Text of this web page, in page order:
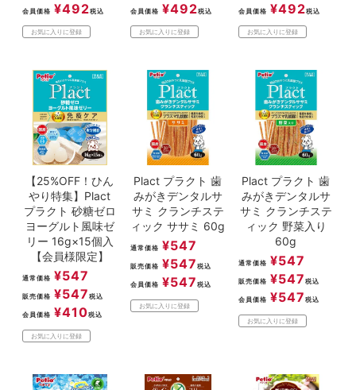
会員価格 ¥492税込
お気に入りに登録
会員価格 ¥492税込
お気に入りに登録
会員価格 ¥492税込
お気に入りに登録
【25%OFF！ひん
やり特集】Plact
プラクト 砂糖ゼロ
ヨーグルト風味ゼ
リー 16g×15個入
【会員様限定】
通常価格 ¥547
販売価格 ¥547 税込
会員価格 ¥410税込
お気に入りに登録
Plact プラクト 歯
みがきデンタルサ
サミ クランチステ
ィック ササミ 60g
通常価格 ¥547
販売価格 ¥547 税込
会員価格 ¥547 税込
お気に入りに登録
Plact プラクト 歯
みがきデンタルサ
サミ クランチステ
ィック 野菜入り
60g
通常価格 ¥547
販売価格 ¥547 税込
会員価格 ¥547 税込
お気に入りに登録